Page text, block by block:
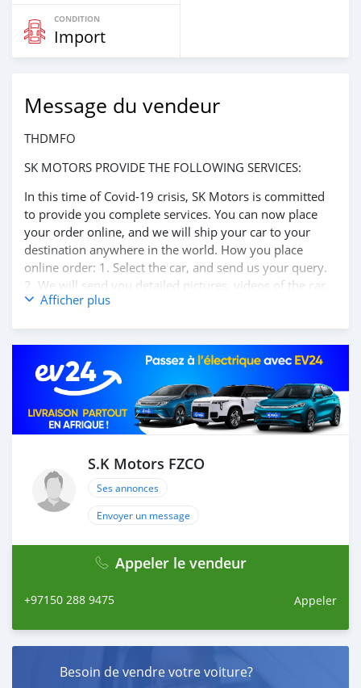
CONDITION
Import
Message du vendeur
THDMFO
SK MOTORS PROVIDE THE FOLLOWING SERVICES:
In this time of Covid-19 crisis, SK Motors is committed
to provide you complete services. You can now place
your order online, and we will ship your car to your
destination anywhere in the world. How you place
online order: 1. Select the car, and send us your query.
2. We will send you detailed pictures, videos of the car,
and show you the car on online video call conference. 3.
you pay the car price, we arrange your shipment, and
load your car towards your destination. 5. Post loading
your car, we send you the BL copy confirmation. 6.
Once you receive your car, you confirm us, and we are
done with the process. We are taking these steps to
note, SK Motors is one of the leading car exporters in
UAE, and we put a high emphasize on our customer
satisfaction. We are always h
Afficher plus
S.K Motors FZCO
Ses annonces
Envoyer un message
Appeler le vendeur
+97150 288 9475 Appeler
Besoin de vendre votre voiture?